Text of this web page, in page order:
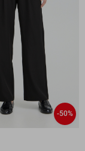
-50%